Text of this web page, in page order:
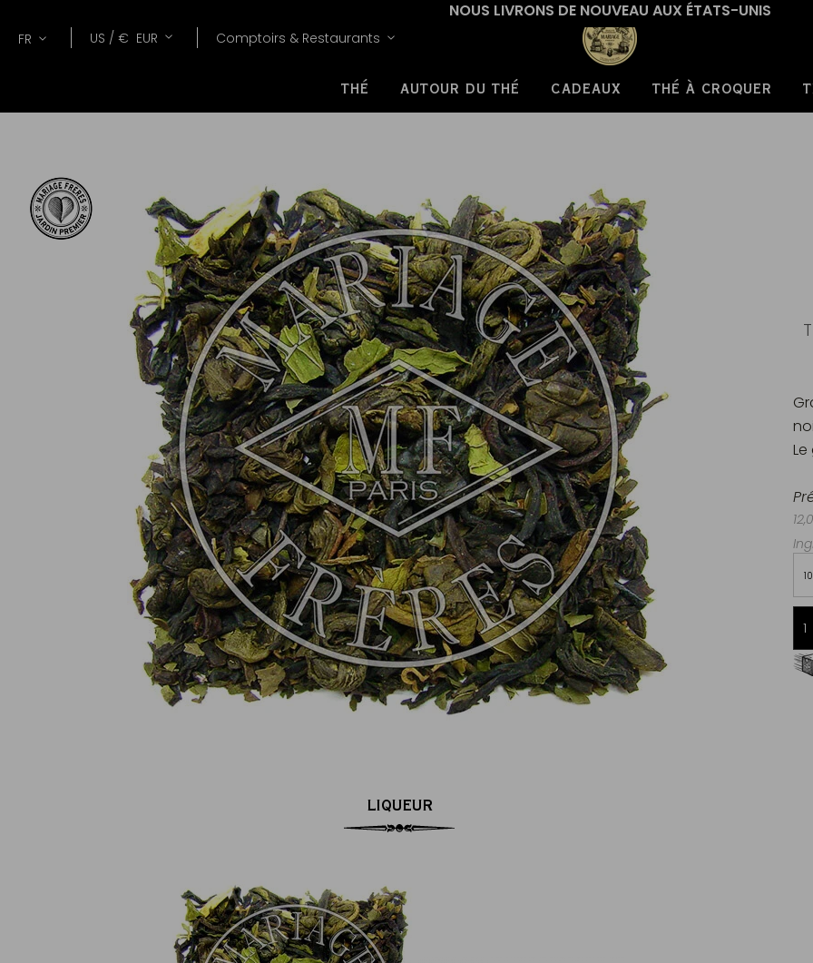
NOUS LIVRONS DE NOUVEAU AUX ÉTATS-UNIS
Lang
FR Devise
US / € EUR Comptoirs & Restaurants
THÉ AUTOUR DU THÉ CADEAUX THÉ À CROQUER
Paiement en ligne 100% sécurisé
MasterCard, CB, Visa, PayPal
Livraison offerte dès 60€ d'achats
en France Métropolitaine
LIQUEUR